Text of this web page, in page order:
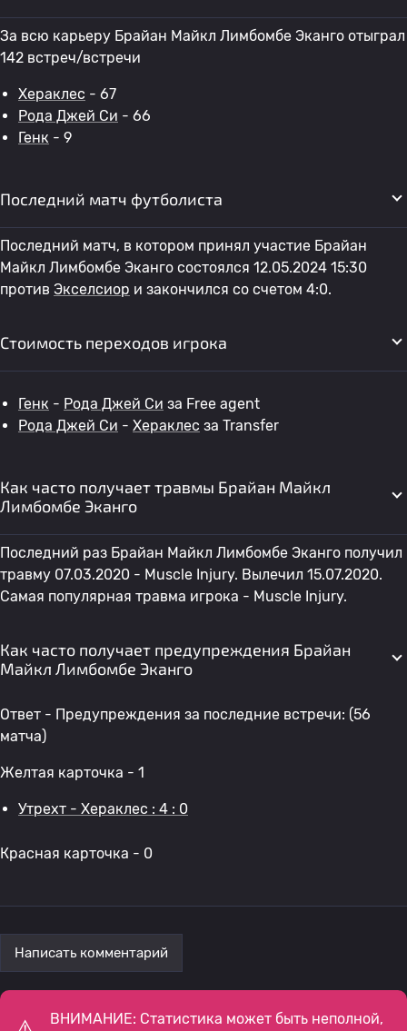
За всю карьеру Брайан Майкл Лимбомбе Эканго отыграл
142 встреч/встречи
Хераклес - 67
Рода Джей Си - 66
Генк - 9
Последний матч футболиста
Последний матч, в котором принял участие Брайан
Майкл Лимбомбе Эканго состоялся 12.05.2024 15:30
против Экселсиор и закончился со счетом 4:0.
Стоимость переходов игрока
Генк - Рода Джей Си за Free agent
Рода Джей Си - Хераклес за Transfer
Как часто получает травмы Брайан Майкл
Лимбомбе Эканго
Последний раз Брайан Майкл Лимбомбе Эканго получил
травму 07.03.2020 - Muscle Injury. Вылечил 15.07.2020.
Самая популярная травма игрока - Muscle Injury.
Как часто получает предупреждения Брайан
Майкл Лимбомбе Эканго
Ответ - Предупреждения за последние встречи: (56
матча)
Желтая карточка - 1
Утрехт - Хераклес : 4 : 0
Красная карточка - 0
Написать комментарий
ВНИМАНИЕ: Статистика может быть неполной,